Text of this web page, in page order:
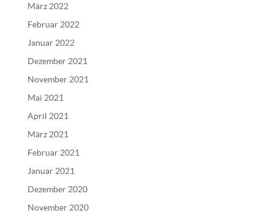
März 2022
Februar 2022
Januar 2022
Dezember 2021
November 2021
Mai 2021
April 2021
März 2021
Februar 2021
Januar 2021
Dezember 2020
November 2020